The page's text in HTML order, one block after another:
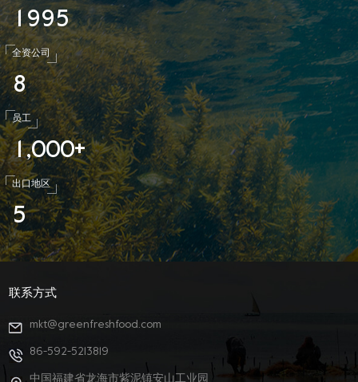
1 995
全资公司
8
员工
1 ,000+
出口地区
5
联系方式
mkt@greenfreshfood.com
86-592-5213819
中国福建省龙海市紫泥镇安山工业园